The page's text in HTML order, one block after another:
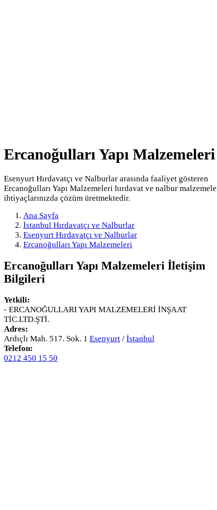
Ercanoğulları Yapı Malzemeleri
Esenyurt Hırdavatçı ve Nalburlar arasında faaliyet gösteren
Ercanoğulları Yapı Malzemeleri hırdavat ve nalbur
ihtiyaçlarınızda çözüm üretmektedir.
Ana Sayfa
İstanbul Hırdavatçı ve Nalburlar
Esenyurt Hırdavatçı ve Nalburlar
Ercanoğulları Yapı Malzemeleri
Ercanoğulları Yapı Malzemeleri İletişim
Bilgileri
Yetkili:
- ERCANOĞULLARI YAPI MALZEMELERİ İNŞAAT
TİC.LTD.ŞTİ.
Adres:
Ardıçlı Mah. 517. Sok. 1 Esenyurt / İstanbul
Telefon:
0212 450 15 50